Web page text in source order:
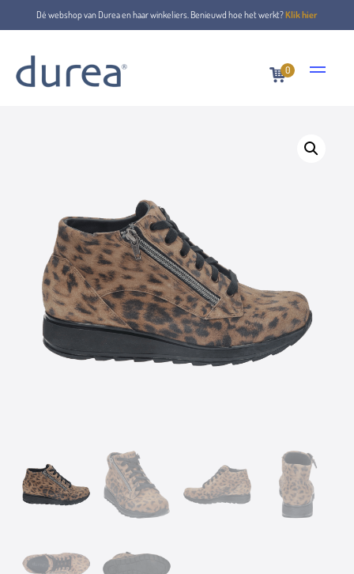
Dé webshop van Durea en haar winkeliers. Benieuwd hoe het werkt?Klik hier
0
Home Lace-up boots